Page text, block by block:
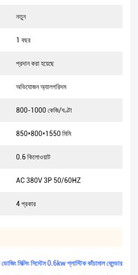
নতুন
1 বছর
প্রদান করা হয়েছে
অভিযোজন অ্যালগরিদম
800-1000 কেজি/ঘণ্টা
850*800*1550 মিমি
0.6 কিলোওয়াট
AC 380V 3P 50/60HZ
4 প্রকার
মিক্সিং সিস্টেম 0.6kw প্লাস্টিক কাঁচামাল ব্লেন্ডার